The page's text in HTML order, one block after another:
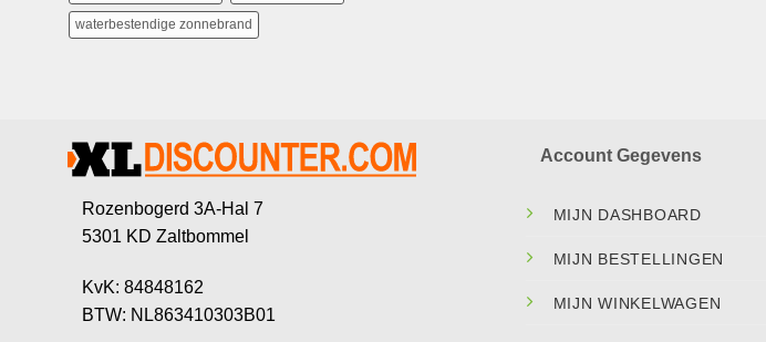
waterbestendige zonnebrand
Rozenbogerd 3A-Hal 7
5301 KD Zaltbommel
KvK: 84848162
BTW: NL863410303B01
Account Gegevens
MIJN DASHBOARD
MIJN BESTELLINGEN
MIJN WINKELWAGEN